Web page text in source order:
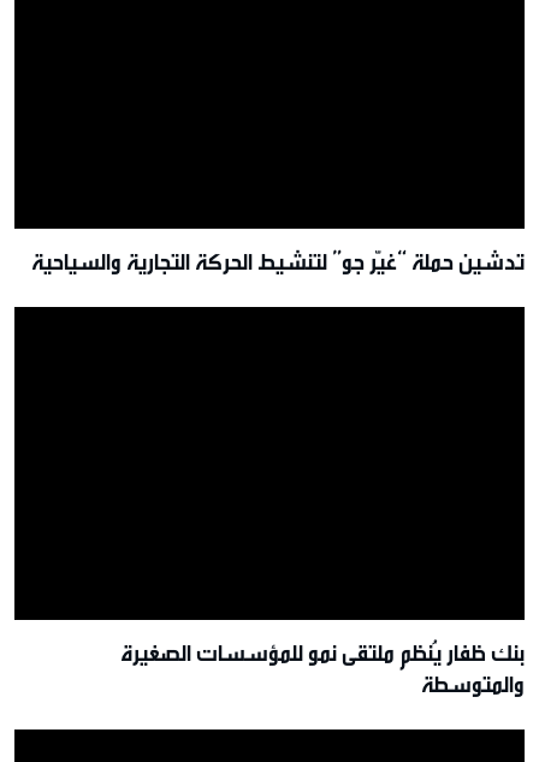
تدشين حملة “غيّر جو” لتنشيط الحركة التجارية والسياحية
بنك ظفار يُنظم ملتقى نمو للمؤسسات الصغيرة
والمتوسطة